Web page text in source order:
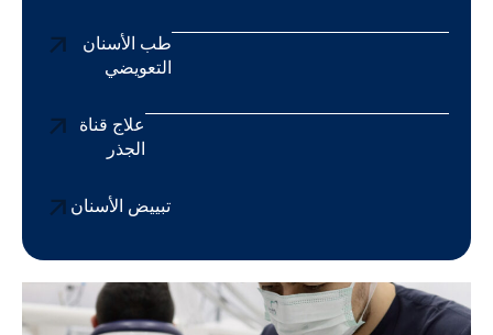
طب الأسنان
التعويضي
علاج قناة
الجذر
تبييض الأسنان